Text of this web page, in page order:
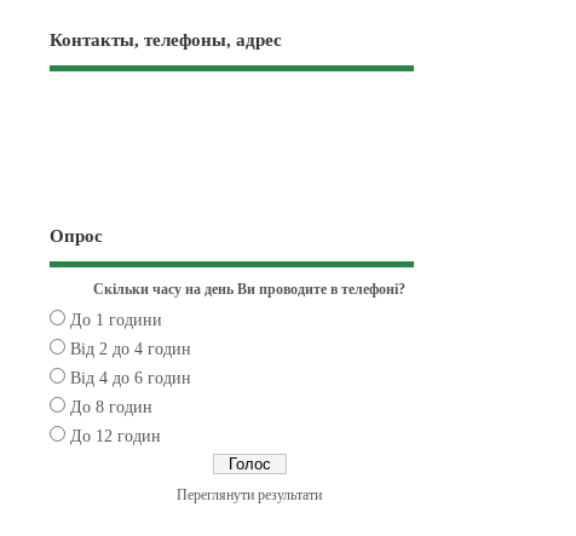
Контакты, телефоны, адрес
Опрос
Скільки часу на день Ви проводите в телефоні?
До 1 години
Від 2 до 4 годин
Від 4 до 6 годин
До 8 годин
До 12 годин
Переглянути результати